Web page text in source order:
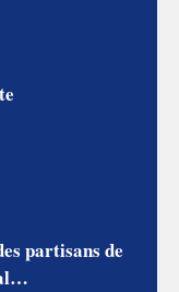
partisans de